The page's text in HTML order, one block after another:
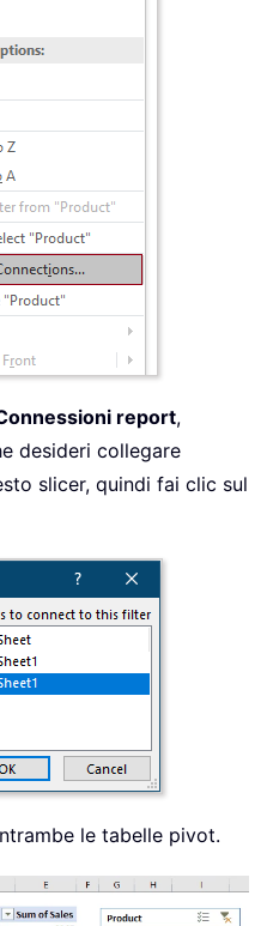
report,
desideri collegare
slicer, quindi fai clic sul
le tabelle pivot.